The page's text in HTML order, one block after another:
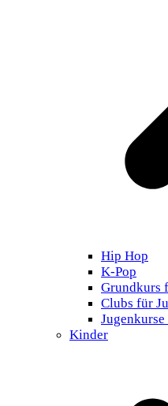
Hip Hop
K-Pop
Grundkurs
Clubs für
Kinder